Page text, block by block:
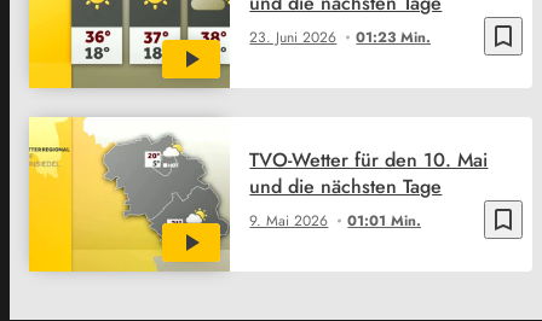
bookmark_border
23. Juni 2026 01:23 Min.
bookmark_border
9. Mai 2026 01:01 Min.
TVO-Wetter für den 10. Mai
und die nächsten Tage